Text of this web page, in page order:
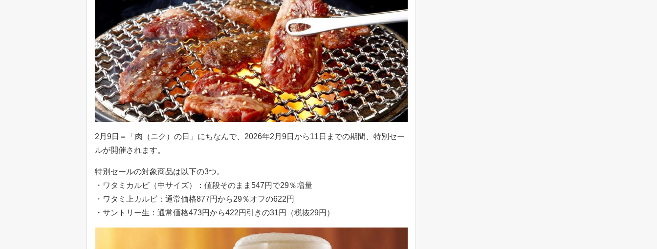
2月9日＝「肉（ニク）の日」にちなんで、2026年2月9日から11日までの期間、特別セー
ルが開催されます。
特別セールの対象商品は以下の3つ。
・ワタミカルビ（中サイズ）：値段そのまま547円で29％増量
・ワタミ上カルビ：通常価格877円から29％オフの622円
・サントリー生：通常価格473円から422円引きの31円（税抜29円）